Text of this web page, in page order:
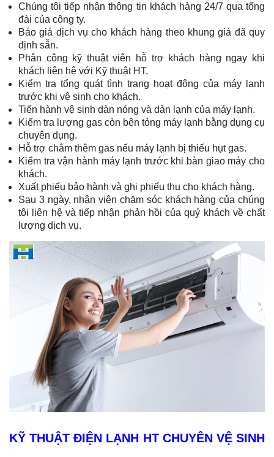
Chúng tôi tiếp nhận thông tin khách hàng 24/7 qua tổng
đài của công ty.
Báo giá dịch vụ cho khách hàng theo khung giá đã quy
định sẵn.
Phân công kỹ thuật viên hỗ trợ khách hàng ngay khi
khách liên hệ với Kỹ thuật HT.
Kiểm tra tổng quát tình trang hoạt động của máy lạnh
trước khi vệ sinh cho khách.
Tiến hành vệ sinh dàn nóng và dàn lạnh của máy lạnh.
Kiểm tra lượng gas còn bên tỏng máy lạnh bằng dụng cụ
chuyên dụng.
Hỗ trợ châm thêm gas nếu máy lạnh bị thiếu hụt gas.
Kiểm tra vận hành máy lạnh trước khi bàn giao máy cho
khách.
Xuất phiếu bảo hành và ghi phiếu thu cho khách hàng.
Sau 3 ngày, nhân viên chăm sóc khách hàng của chúng
tôi liên hệ và tiếp nhận phản hồi của quý khách về chất
lượng dịch vụ.
KỸ THUẬT ĐIỆN LẠNH HT CHUYÊN VỆ SINH